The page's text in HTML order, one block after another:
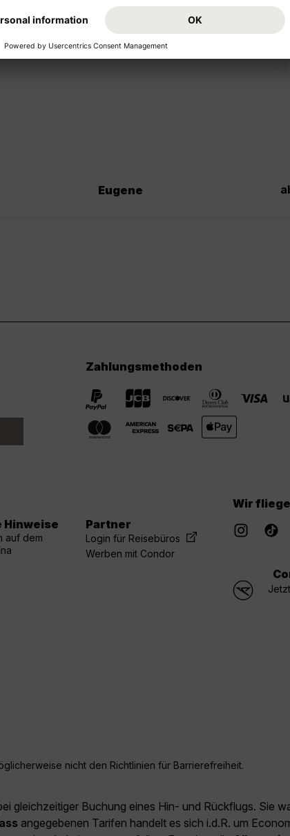
als
Urlaub. Buchen Sie jetzt den Flug Köln/
freuen Sie sich auf Ihr Reiseziel USA!
Eugene
Zahlungsmethoden
Hinweise
auf dem
Partner
Login für Reisebüros
Werben mit Condor
Wir
nicht den Richtlinien für Barrierefreiheit.
gleichzeitiger Buchung eines Hin- und Rückflugs. Sie
angegebenen Tarifen handelt es sich i.d.R. um